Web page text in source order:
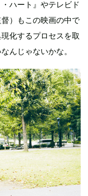
ハート』やテレビド
）もこの映画の中で
化するプロセスを取
んじゃないかな。